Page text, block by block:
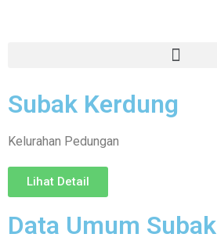
Subak Kerdung
Kelurahan Pedungan
Lihat Detail
Data Umum Subak